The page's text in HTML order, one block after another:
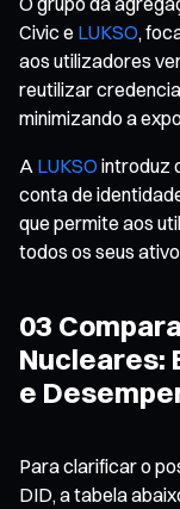
Civic e LUKSO,
aos utilizadores
reutilizar
minimizando a
A LUKSO introduz
conta de
que permite aos
todos os seus
03
Nucleares:
e
Para clarificar o
DID, a tabela